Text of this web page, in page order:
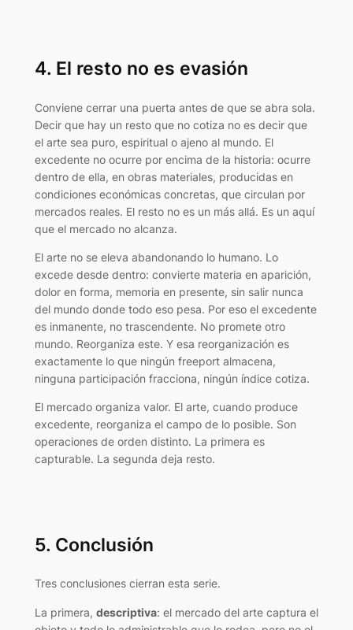
4. El resto no es evasión
Conviene cerrar una puerta antes de que se abra sola.
Decir que hay un resto que no cotiza no es decir que
el arte sea puro, espiritual o ajeno al mundo. El
excedente no ocurre por encima de la historia: ocurre
dentro de ella, en obras materiales, producidas en
condiciones económicas concretas, que circulan por
mercados reales. El resto no es un más allá. Es un aquí
que el mercado no alcanza.
El arte no se eleva abandonando lo humano. Lo
excede desde dentro: convierte materia en aparición,
dolor en forma, memoria en presente, sin salir nunca
del mundo donde todo eso pesa. Por eso el excedente
es inmanente, no trascendente. No promete otro
mundo. Reorganiza este. Y esa reorganización es
exactamente lo que ningún freeport almacena,
ninguna participación fracciona, ningún índice cotiza.
El mercado organiza valor. El arte, cuando produce
excedente, reorganiza el campo de lo posible. Son
operaciones de orden distinto. La primera es
capturable. La segunda deja resto.
5. Conclusión
Tres conclusiones cierran esta serie.
La primera, descriptiva: el mercado del arte captura el